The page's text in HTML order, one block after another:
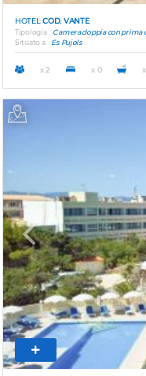
HOTELCOD. VANTE
Tipologia
Camera doppia con prima
Situato a
Es Pujols
x 2 x 0
Previous